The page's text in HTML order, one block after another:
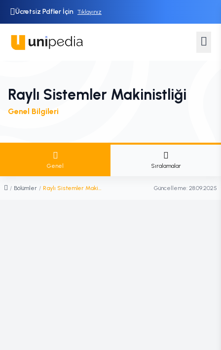
Ücretsiz Pdfler İçin Tıklayınız
Raylı Sistemler Makinistliği
Genel Bilgileri
Genel Sıralamalar
/ Bölümler / Raylı Sistemler Makinistliği Güncelleme: 28.09.2025